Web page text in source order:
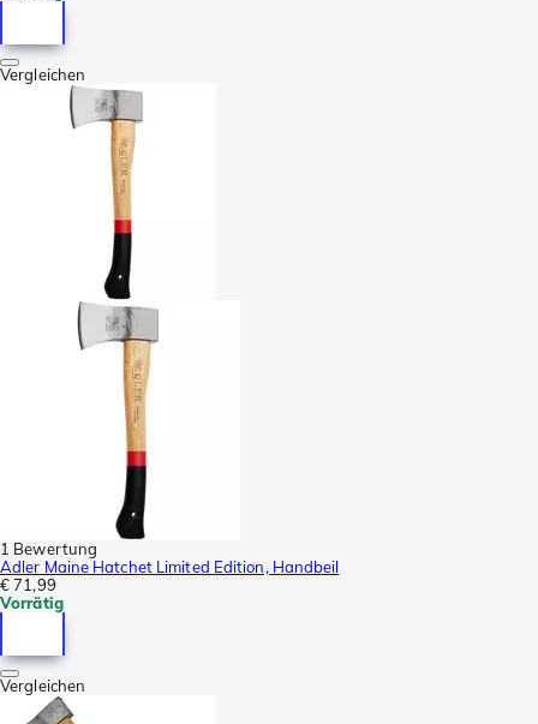
Vergleichen
1 Bewertung
Adler Maine Hatchet Limited Edition, Handbeil
€ 71,99
Vorrätig
Vergleichen